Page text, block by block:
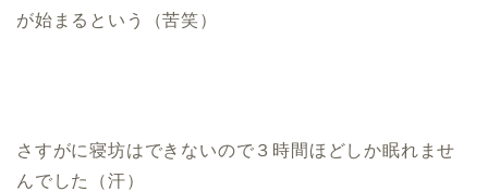
が始まるという（苦笑）
さすがに寝坊はできないので３時間ほどしか眠れませ
んでした（汗）